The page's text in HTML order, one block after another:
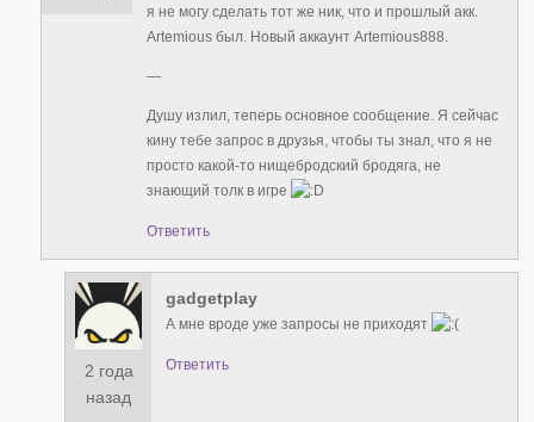
я не могу сделать тот же ник, что и прошлый акк.
Artemious был. Новый аккаунт Artemious888.
—
Душу излил, теперь основное сообщение. Я сейчас
кину тебе запрос в друзья, чтобы ты знал, что я не
просто какой-то нищебродский бродяга, не
знающий толк в игре
Ответить
2 года
назад
gadgetplay
А мне вроде уже запросы не приходят
Ответить